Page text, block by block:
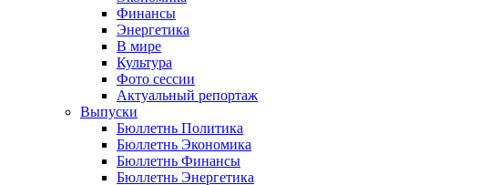
Финансы
Энергетика
В мире
Культура
Фото сессии
Актуальный репортаж
Выпуски
Бюллетнь Политика
Бюллетнь Экономика
Бюллетнь Финансы
Бюллетнь Энергетика